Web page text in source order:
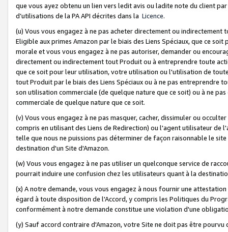
que vous ayez obtenu un lien vers ledit avis ou ladite note du client
d’utilisations de la PA API décrites dans la Licence.
(u) Vous vous engagez à ne pas acheter directement ou
Eligible aux primes Amazon par le biais des Liens Spéciaux, que ce
morale et vous vous engagez à ne pas autoriser, demander ou
directement ou indirectement tout Produit ou à entreprendre toute
que ce soit pour leur utilisation, votre utilisation ou l'utilisation de
tout Produit par le biais des Liens Spéciaux ou à ne pas entreprendre
son utilisation commerciale (de quelque nature que ce soit) ou à ne
commerciale de quelque nature que ce soit.
(v) Vous vous engagez à ne pas masquer, cacher, dissimuler ou
compris en utilisant des Liens de Redirection) ou l'agent utilisateur
telle que nous ne puissions pas déterminer de façon raisonnable le
destination d'un Site d'Amazon.
(w) Vous vous engagez à ne pas utiliser un quelconque service de
pourrait induire une confusion chez les utilisateurs quant à la
(x) A notre demande, vous vous engagez à nous fournir une
égard à toute disposition de l'Accord, y compris les Politiques du
conformément à notre demande constitue une violation d'une
(y) Sauf accord contraire d'Amazon, votre Site ne doit pas être